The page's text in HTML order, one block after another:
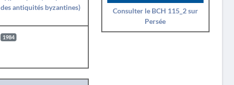
des antiquités byzantines)
1984
Consulter le BCH 115_2 sur
Persée